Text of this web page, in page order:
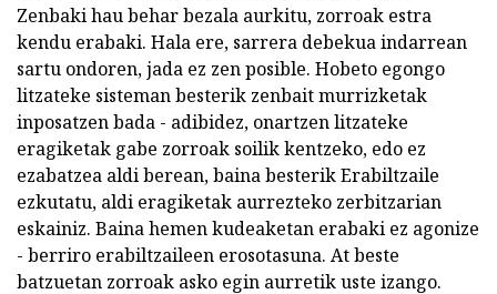
Zenbaki hau behar bezala aurkitu, zorroak estra
kendu erabaki. Hala ere, sarrera debekua indarrean
sartu ondoren, jada ez zen posible. Hobeto egongo
litzateke sisteman besterik zenbait murrizketak
inposatzen bada - adibidez, onartzen litzateke
eragiketak gabe zorroak soilik kentzeko, edo ez
ezabatzea aldi berean, baina besterik Erabiltzaile
ezkutatu, aldi eragiketak aurrezteko zerbitzarian
eskainiz. Baina hemen kudeaketan erabaki ez agonize
- berriro erabiltzaileen erosotasuna. At beste
batzuetan zorroak asko egin aurretik uste izango.